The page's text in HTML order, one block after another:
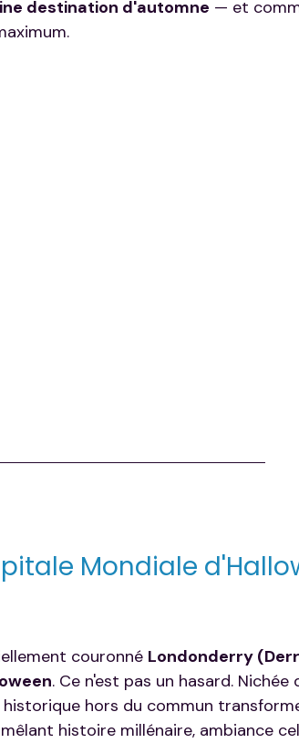
destination d'automne — et
Mondiale
couronné Londonderry
. Ce n'est pas un hasard. Nichée
hors du commun
histoire millénaire, ambiance